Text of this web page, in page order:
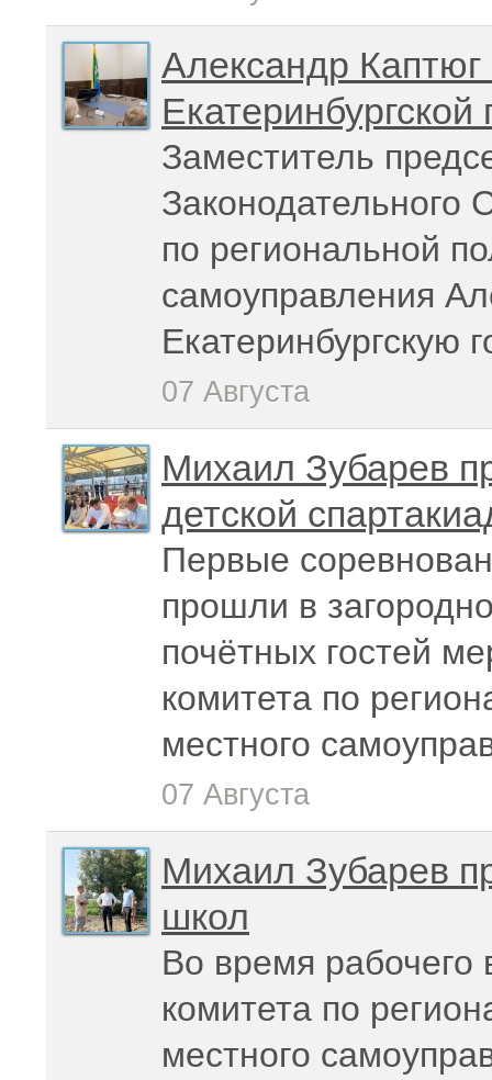
Александр Каптюг
Заместитель
Законодательного
по региональной
самоуправления
Екатеринбургскую
07 Августа
Михаил Зубарев
детской
Первые
прошли в
почётных гостей
комитета по
местного
07 Августа
Михаил Зубарев
школ
Во время рабочего
комитета по
местного